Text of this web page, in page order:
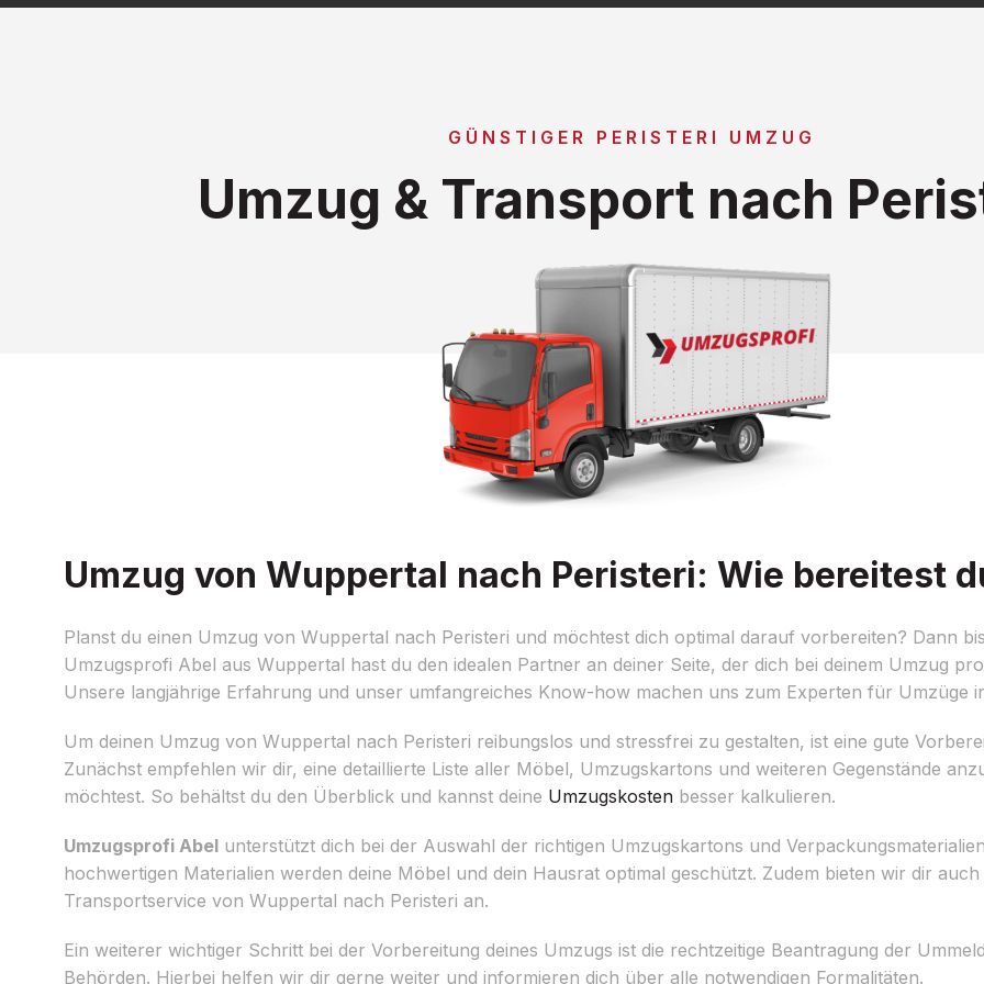
GÜNSTIGER PERISTERI UMZUG
Umzug & Transport nach
Umzug von Wuppertal nach Peristeri: Wie bereitest
Planst du einen Umzug von Wuppertal nach Peristeri und möchtest dich optimal darauf vorbereiten? Dann
Umzugsprofi Abel aus Wuppertal hast du den idealen Partner an deiner Seite, der dich bei deinem Umzug
Unsere langjährige Erfahrung und unser umfangreiches Know-how machen uns zum Experten für Umzüge
Um deinen Umzug von Wuppertal nach Peristeri reibungslos und stressfrei zu gestalten, ist eine gute
Zunächst empfehlen wir dir, eine detaillierte Liste aller Möbel, Umzugskartons und weiteren Gegenstände
möchtest. So behältst du den Überblick und kannst deine Umzugskosten besser kalkulieren.
Umzugsprofi Abel unterstützt dich bei der Auswahl der richtigen Umzugskartons und
hochwertigen Materialien werden deine Möbel und dein Hausrat optimal geschützt. Zudem bieten wir dir
Transportservice von Wuppertal nach Peristeri an.
Ein weiterer wichtiger Schritt bei der Vorbereitung deines Umzugs ist die rechtzeitige Beantragung der
Behörden. Hierbei helfen wir dir gerne weiter und informieren dich über alle notwendigen Formalitäten.